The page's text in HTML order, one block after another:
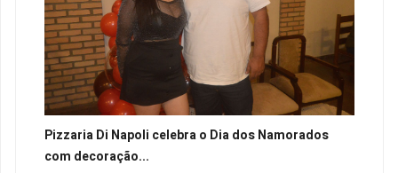
Pizzaria Di Napoli celebra o Dia dos Namorados
com decoração...